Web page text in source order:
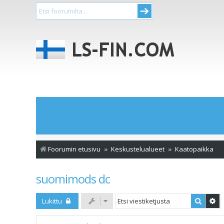
Foorumin etusivu Keskustelualueet Kaatopaikka
suomimods dc
Lukittu Etsi